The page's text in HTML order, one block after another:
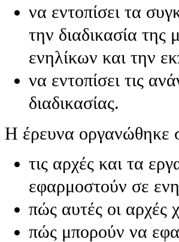
να εντοπίσει τα
την διαδικασία
ενηλίκων και την
να εντοπίσει τις
διαδικασίας.
Η έρευνα οργανώθηκε
τις αρχές και τα
εφαρμοστούν σε
πώς αυτές οι αρχές
πώς μπορούν να